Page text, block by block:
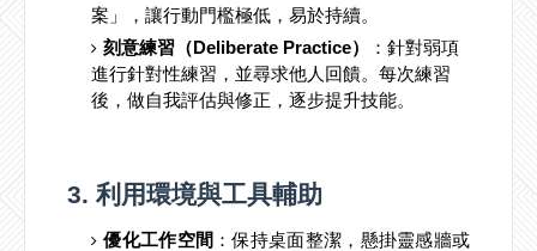
案」，讓行動門檻極低，易於持續。
刻意練習（Deliberate Practice）
：針對弱項
進行針對性練習，並尋求他人回饋。每次練習
後，做自我評估與修正，逐步提升技能。
3. 利用環境與工具輔助
優化工作空間 ：保持桌面整潔，懸掛靈感牆或